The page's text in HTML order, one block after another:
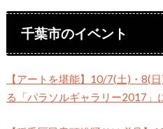
千葉市のイベント
【アートを堪能】10/7(土)・8(
る「パラソルギャラリー2017」